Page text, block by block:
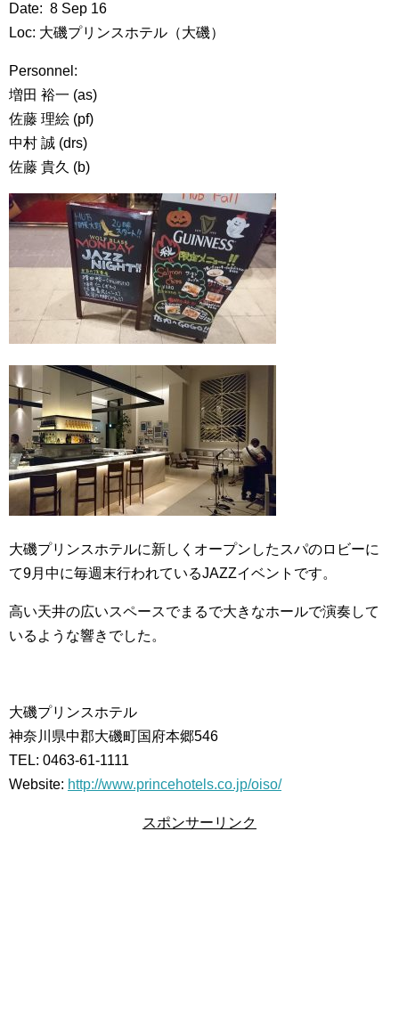
Date: 8 Sep 16
Loc: 大磯プリンスホテル（大磯）
Personnel:
増田 裕一 (as)
佐藤 理絵 (pf)
中村 誠 (drs)
佐藤 貴久 (b)
大磯プリンスホテルに新しくオープンしたスパのロビーに
て9月中に毎週末行われているJAZZイベントです。
高い天井の広いスペースでまるで大きなホールで演奏して
いるような響きでした。
大磯プリンスホテル
神奈川県中郡大磯町国府本郷546
TEL: 0463-61-1111
Website: http://www.princehotels.co.jp/oiso/
スポンサーリンク